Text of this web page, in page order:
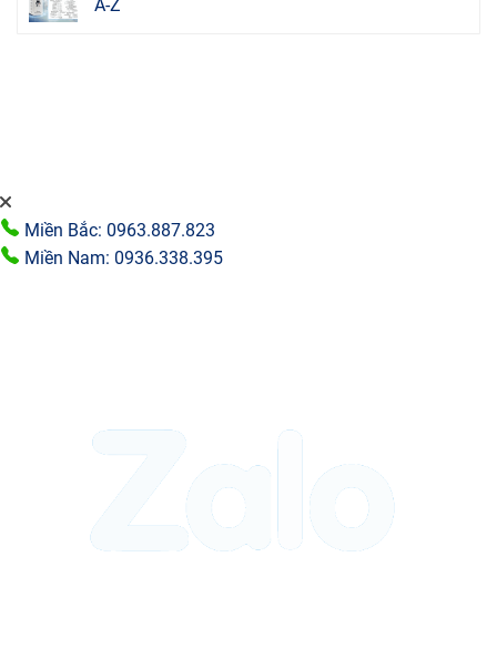
A-Z
Miền Bắc: 0963.887.823
Miền Nam: 0936.338.395